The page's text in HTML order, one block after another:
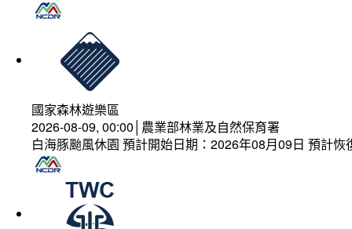
國家森林遊樂區
2026-08-09, 00:00│農業部林業及自然保育署
白海豚颱風休園 預計開始日期：2026年08月09日 預計